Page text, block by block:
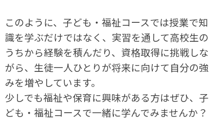
このように、子ども・福祉コースでは授業で知
識を学ぶだけではなく、実習を通して高校生の
うちから経験を積んだり、資格取得に挑戦しな
がら、生徒一人ひとりが将来に向けて自分の強
みを増やしています。
少しでも福祉や保育に興味がある方はぜひ、子
ども・福祉コースで一緒に学んでみませんか？